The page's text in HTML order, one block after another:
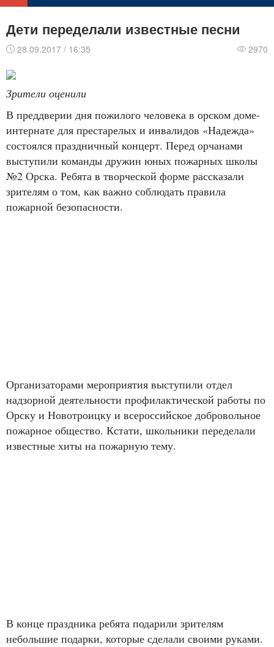
Дети переделали известные песни
28.09.2017 / 16:35 2970
Зрители оценили
В преддверии дня пожилого человека в орском доме-
интернате для престарелых и инвалидов «Надежда»
состоялся праздничный концерт. Перед орчанами
выступили команды дружин юных пожарных школы
№2 Орска. Ребята в творческой форме рассказали
зрителям о том, как важно соблюдать правила
пожарной безопасности.
Организаторами мероприятия выступили отдел
надзорной деятельности профилактической работы по
Орску и Новотроицку и всероссийское добровольное
пожарное общество. Кстати, школьники переделали
известные хиты на пожарную тему.
В конце праздника ребята подарили зрителям
небольшие подарки, которые сделали своими руками.